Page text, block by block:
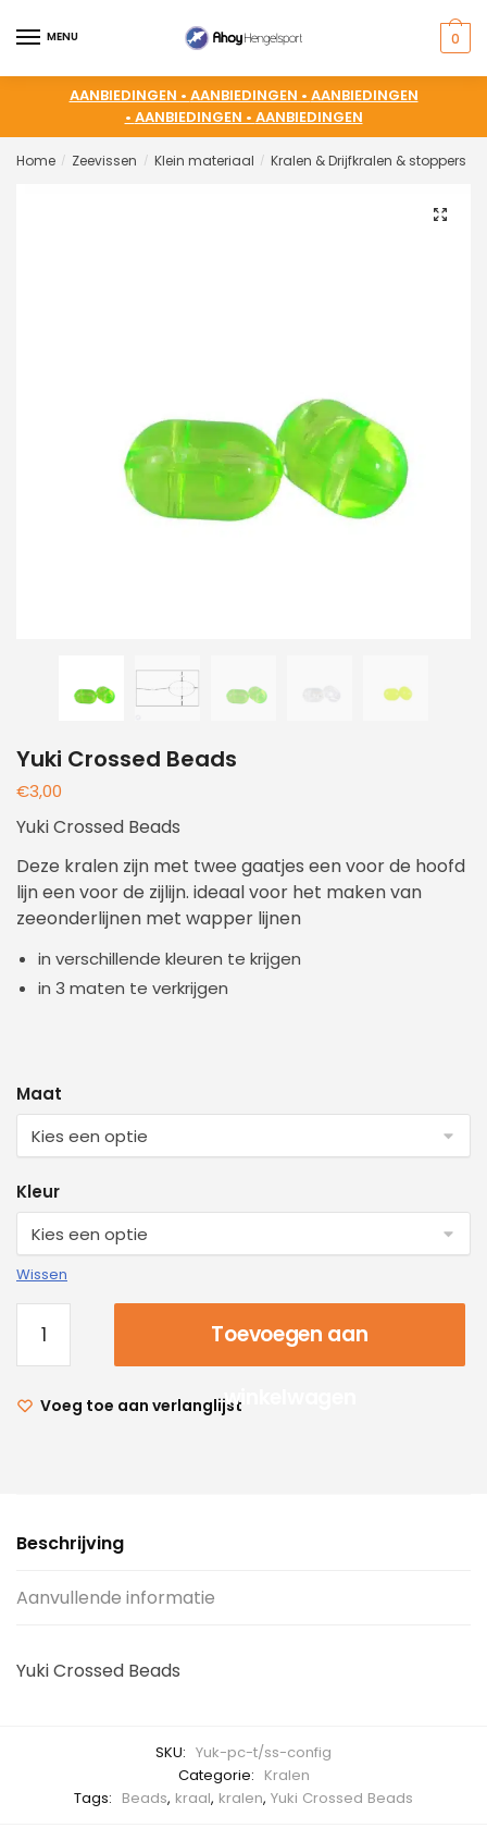
MENU 0
AANBIEDINGEN • AANBIEDINGEN • AANBIEDINGEN
• AANBIEDINGEN • AANBIEDINGEN
Home / Zeevissen / Klein materiaal / Kralen & Drijfkralen & stoppers
🔍
Yuki Crossed Beads
€3,00
Yuki Crossed Beads
Deze kralen zijn met twee gaatjes een voor de hoofd
lijn een voor de zijlijn. ideaal voor het maken van
zeeonderlijnen met wapper lijnen
in verschillende kleuren te krijgen
in 3 maten te verkrijgen
Maat
Kleur
Wissen
Toevoegen aan
winkelwagen
Voeg toe aan verlanglijst
Beschrijving
Aanvullende informatie
Yuki Crossed Beads
SKU: Yuk-pc-t/ss-config
Categorie: Kralen
Tags: Beads, kraal, kralen, Yuki Crossed Beads